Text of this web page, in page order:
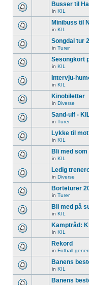
Busser til
in KIL
Minibuss til
in KIL
Songdal tur
in Turer
Sesongkort
in KIL
Intervju-
in KIL
Kinobiletter
in Diverse
Sand-ulf -
in Turer
Lykke til
in KIL
Bli med
in KIL
Ledig
in Diverse
Borteturer
in Turer
Bli med på
in KIL
Kamptråd:
in KIL
Rekord
in Fotball
Banens
in KIL
Banens